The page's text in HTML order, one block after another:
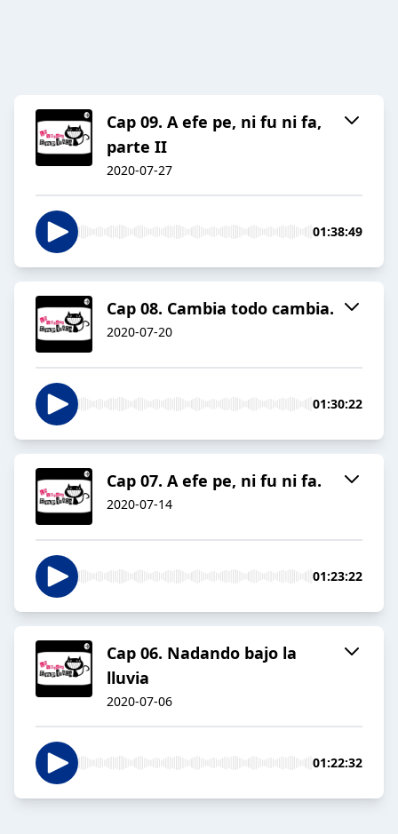
Cap 09. A efe pe, ni fu ni fa,
parte II
2020-07-27
01:38:49
Cap 08. Cambia todo cambia.
2020-07-20
01:30:22
Cap 07. A efe pe, ni fu ni fa.
2020-07-14
01:23:22
Cap 06. Nadando bajo la
lluvia
2020-07-06
01:22:32